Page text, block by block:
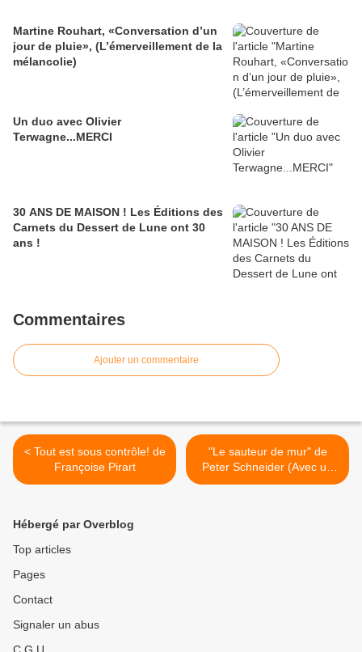
Martine Rouhart, «Conversation d’un
jour de pluie», (L’émerveillement de la
mélancolie)
Un duo avec Olivier
Terwagne...MERCI
30 ANS DE MAISON ! Les Éditions des
Carnets du Dessert de Lune ont 30
ans !
Commentaires
Ajouter un commentaire
< Tout est sous contrôle! de
Françoise Pirart
"Le sauteur de mur" de
Peter Schneider (Avec un
peu de retard s'il-vous-plaît
Hébergé par Overblog
Top articles
Pages
Contact
Signaler un abus